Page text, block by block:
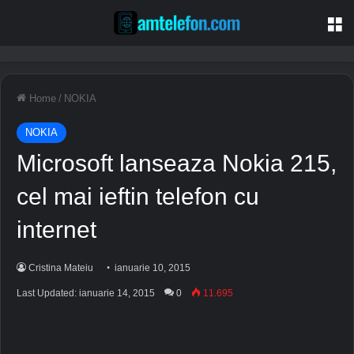
Home / NOKIA
NOKIA
Microsoft lanseaza Nokia 215,
cel mai ieftin telefon cu
internet
Cristina Mateiu ianuarie 10, 2015
Last Updated: ianuarie 14, 2015 0 11.695